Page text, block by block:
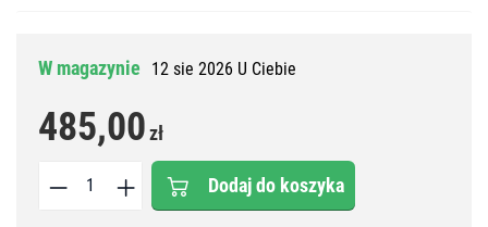
W magazynie 12 sie 2026 U Ciebie
485,00zł
Dodaj do koszyka